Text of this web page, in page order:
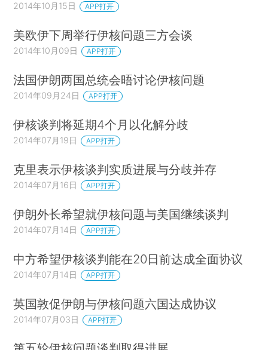
2014年10月15日 APP打开
美欧伊下周举行伊核问题三方会谈
2014年10月09日 APP打开
法国伊朗两国总统会晤讨论伊核问题
2014年09月24日 APP打开
伊核谈判将延期4个月以化解分歧
2014年07月19日 APP打开
克里表示伊核谈判实质进展与分歧并存
2014年07月16日 APP打开
伊朗外长希望就伊核问题与美国继续谈判
2014年07月14日 APP打开
中方希望伊核谈判能在20日前达成全面协议
2014年07月14日 APP打开
英国敦促伊朗与伊核问题六国达成协议
2014年07月03日 APP打开